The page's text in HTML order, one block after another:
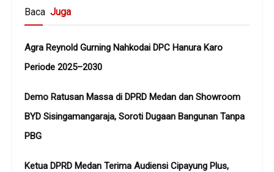
Baca Juga
Agra Reynold Gurning Nahkodai DPC Hanura Karo
Periode 2025–2030
Demo Ratusan Massa di DPRD Medan dan Showroom
BYD Sisingamangaraja, Soroti Dugaan Bangunan Tanpa
PBG
Ketua DPRD Medan Terima Audiensi Cipayung Plus,